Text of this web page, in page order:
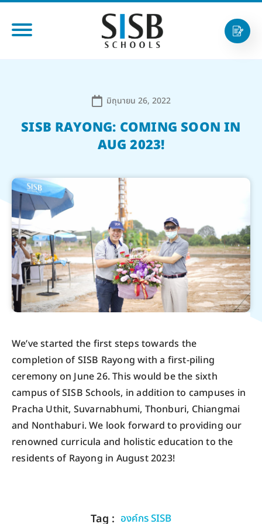
มิถุนายน 26, 2022
SISB RAYONG: COMING SOON IN
AUG 2023!
We’ve started the first steps towards the
completion of SISB Rayong with a first-piling
ceremony on June 26. This would be the sixth
campus of SISB Schools, in addition to campuses in
Pracha Uthit, Suvarnabhumi, Thonburi, Chiangmai
and Nonthaburi. We look forward to providing our
renowned curricula and holistic education to the
residents of Rayong in August 2023!
Tag : องค์กร SISB